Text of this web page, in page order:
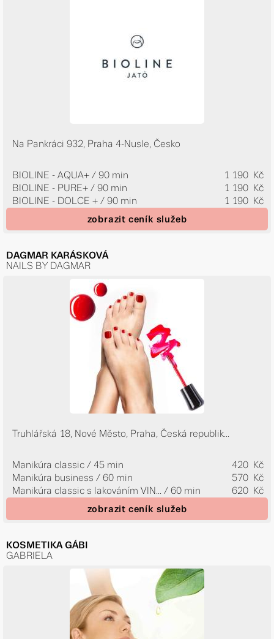
Na Pankráci 932, Praha 4-Nusle, Česko
BIOLINE - AQUA+ / 90 min
1 190 Kč
BIOLINE - PURE+ / 90 min
1 190 Kč
BIOLINE - DOLCE + / 90 min
1 190 Kč
zobrazit ceník služeb
DAGMAR KARÁSKOVÁ
NAILS BY DAGMAR
Truhlářská 18, Nové Město, Praha, Česká republik...
Manikúra classic / 45 min
420 Kč
Manikúra business / 60 min
570 Kč
Manikúra classic s lakováním VIN...
/ 60 min
620 Kč
zobrazit ceník služeb
KOSMETIKA GÁBI
GABRIELA